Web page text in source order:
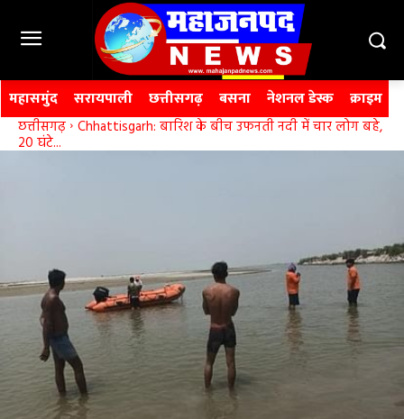
महासमुंद सरायपाली छत्तीसगढ़ बसना नेशनल डेस्क क्राइम
छत्तीसगढ़ Chhattisgarh: बारिश के बीच उफनती नदी में चार लोग बहे,
20 घंटे...